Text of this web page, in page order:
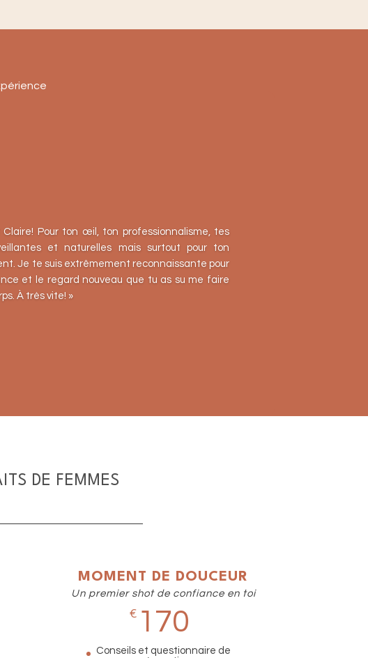
Claire! Pour ton œil, ton professionnalisme, tes
et naturelles mais surtout pour ton
Je te suis extrêmement reconnaissante pour
et le regard nouveau que tu as su me faire
À très vite! »
DE FEMMES
MOMENT DE DOUCEUR
Un premier shot de confiance en toi
€ 170
Conseils et questionnaire de